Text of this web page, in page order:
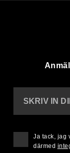
SKRIV IN
Ja tack, jag
därmed